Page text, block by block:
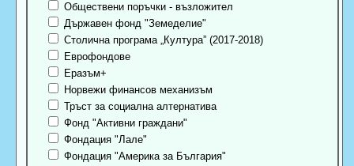
Обществени поръчки - възложител
Държавен фонд "Земеделие"
Столична програма „Култура” (2017-2018)
Еврофондове
Еразъм+
Норвежи финансов механизъм
Тръст за социална алтернатива
Фонд "Активни граждани"
Фондация "Лале"
Фондация "Америка за България"